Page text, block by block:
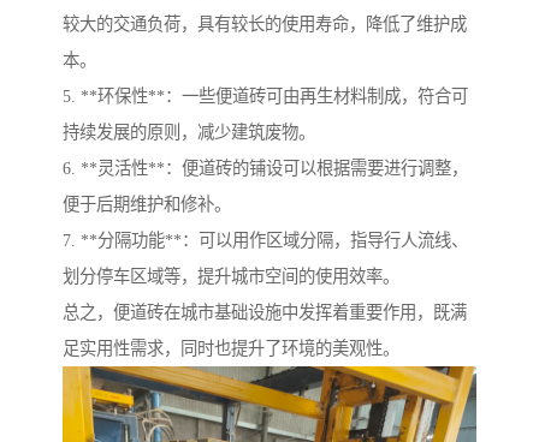
较大的交通负荷，具有较长的使用寿命，降低了维护成
本。
5. **环保性**：一些便道砖可由再生材料制成，符合可
持续发展的原则，减少建筑废物。
6. **灵活性**：便道砖的铺设可以根据需要进行调整，
便于后期维护和修补。
7. **分隔功能**：可以用作区域分隔，指导行人流线、
划分停车区域等，提升城市空间的使用效率。
总之，便道砖在城市基础设施中发挥着重要作用，既满
足实用性需求，同时也提升了环境的美观性。